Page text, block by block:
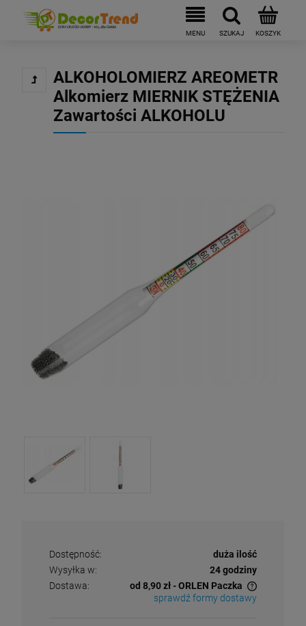
ALKOHOLOMIERZ AREOMETR
Alkomierz MIERNIK STĘŻENIA
Zawartości ALKOHOLU
Dostępność:
duża ilość
Wysyłka w:
24 godziny
Dostawa:
od 8,90 zł- ORLEN Paczka
Cena nie zawiera ewentualnych kosztów płatności
sprawdź formy dostawy